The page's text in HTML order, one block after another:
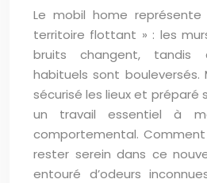
Le mobil home
territoire flottant » : les
bruits changent, tandis
habituels sont bouleversés.
sécurisé les lieux et préparé
un travail essentiel à
comportemental.
rester serein dans ce
entouré d’odeurs